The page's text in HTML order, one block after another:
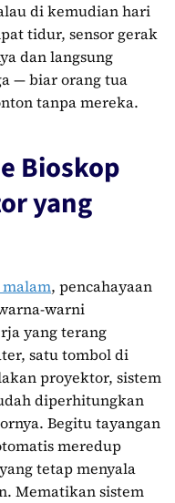
di kemudian hari
tidur, sensor gerak
dan langsung
— biar orang tua
tanpa mereka.
Bioskop
yang
, pencahayaan
warni
yang terang
satu tombol di
proyektor, sistem
diperhitungkan
Begitu tayangan
meredup
tetap menyala
Mematikan sistem